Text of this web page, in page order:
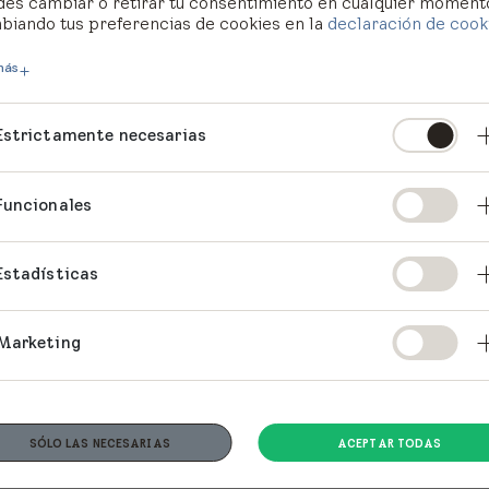
tus preferencias de cookies en la declaración de
necesarias
SÓLO LAS NECESARIAS ACEPTAR TODAS